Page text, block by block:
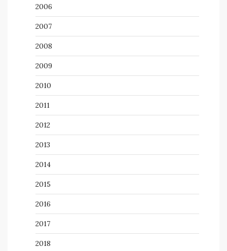
2006
2007
2008
2009
2010
2011
2012
2013
2014
2015
2016
2017
2018